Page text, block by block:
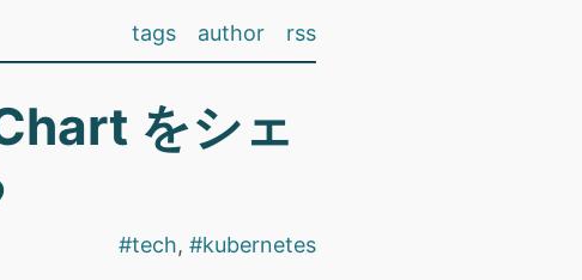
rss
author
tags
をシェ
#tech, #kubernetes